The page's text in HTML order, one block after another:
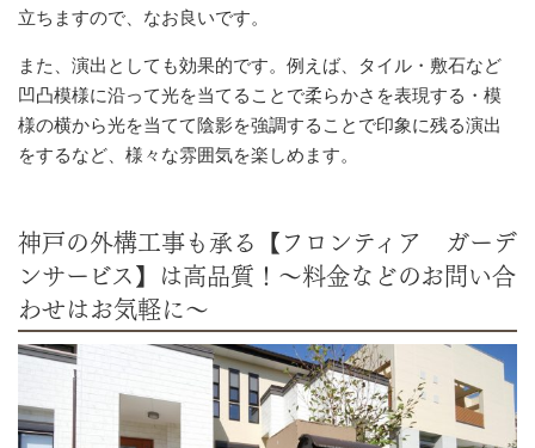
立ちますので、なお良いです。
また、演出としても効果的です。例えば、タイル・敷石など
凹凸模様に沿って光を当てることで柔らかさを表現する・模
様の横から光を当てて陰影を強調することで印象に残る演出
をするなど、様々な雰囲気を楽しめます。
神戸の外構工事も承る【フロンティア ガーデ
ンサービス】は高品質！～料金などのお問い合
わせはお気軽に～